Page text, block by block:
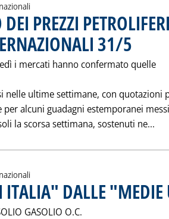
PREZZI
31/5
i mercati hanno confermato quelle
nelle ultime settimane, con quotazioni
per alcuni guadagni estemporanei
la scorsa settimana, sostenuti ne...
ITALIA" DALLE
GASOLIO O.C.